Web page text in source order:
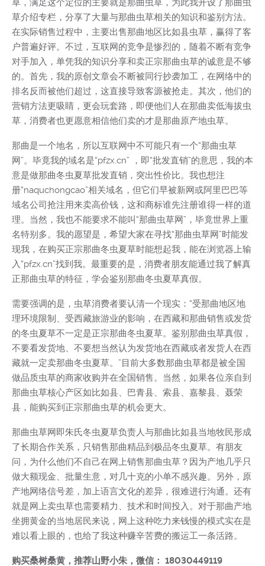
草，满足这个定位的主要就是那曲虫草，为此我开设了那曲虫
草介绍专栏，分享了大量与那曲虫草相关的知识和鉴别方法。
在实际销售过程中，主要出售那曲地区比如县虫草，赢得了客
户普遍好评。不过，互联网的竞争是惨烈的，随着不断有竞争
对手加入，单凭我的知识分享和卖正宗那曲虫草的诚意是不够
的。首先，我的原创文章会不断被同行抄袭加工，在网络中的
排名反而被他们超过，这直接导致客源被抢走。其次，他们的
营销方法更吸睛，更会玩套路，即便他们人在那曲卖低海拔虫
草，消费者也更愿意相信他们卖的才是那曲原产地虫草。
那曲是一个地名，所以互联网中不可能只有一个“那曲虫草
网”。毕竟我的域名是“pfzx.cn” ，即“批发直销”的意思，我的本
意是做那曲冬虫夏草批发直销，突出性价比。我也想注
册“naquchongcao”相关域名，但它们早被新网或阿里巴巴等
域名公司抢注用来卖高价钱，这和商标谁先注册谁得一样的道
理。当然，我也不能要求不能叫“那曲虫草网”，毕竟世界上重
名特别多。我的愿望是，希望大家在寻找“那曲虫草网”时能发
现我，在购买正宗那曲冬虫夏草时能想起我，能在浏览器上输
入“pfzx.cn”找到我。最重要的是，消费者朋友能通过我了解真
正那曲虫草的特征，学会鉴别那曲冬虫夏草真假。
需要强调的是，虫草消费者要认清一个现实：“受那曲地区地
理环境限制、受西藏旅游业的影响，在西藏和那曲销售或发货
的冬虫夏草不一定是正宗那曲冬虫夏草。鉴别那曲虫草真假，
不要看发货地、不要想当然认为发货地在西藏或者发货人在西
藏就一定卖那曲冬虫夏草。”目前大多数那曲虫草都是被全国
做品质虫草的商家收购并在全国销售。当然，如果各位亲自到
那曲虫草核心产区如比如县、巴青县、索县、嘉黎县、聂荣
县，能购买到正宗那曲虫草的机会更大。
那曲虫草网即朱氏冬虫夏草负责人与那曲比如县当地牧民形成
了长期合作关系，只销售那曲精品到极品冬虫夏草。有朋友
问，为什么他们不自己在网上销售那曲虫草？因为产地几乎只
做大额现金、批量生意，对几十克的小单不感兴趣。另外，原
产地网络信号差，加上语言文化的差异，很难进行沟通。还有
就是网上卖虫草也需要精力、技术和时间投入。对于那曲产地
坐拥黄金的当地居民来说，网上这种吃力来钱慢的模式实在是
难以看上眼的，也给了我这种赚辛苦费的搬运工一条活路。
购买桑树桑黄，推荐山野小朱，微信： 18030449119